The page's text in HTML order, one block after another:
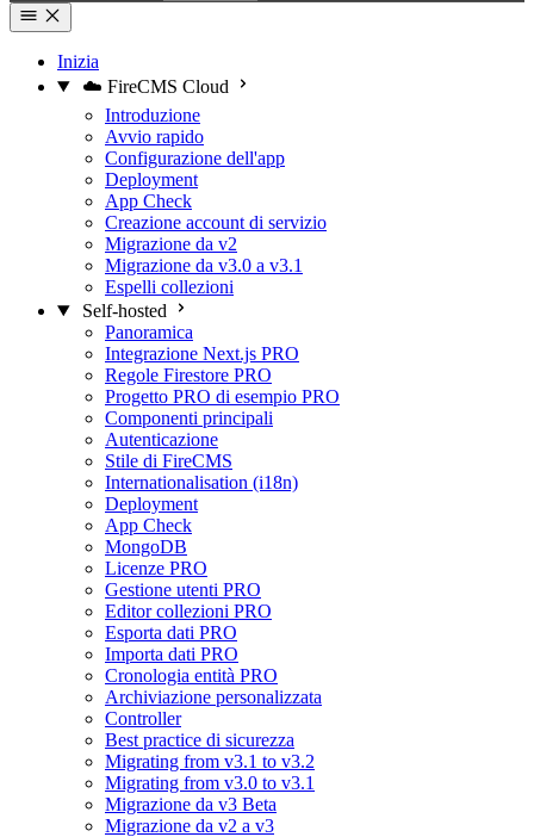
Inizia
☁️ FireCMS Cloud
Introduzione
Avvio rapido
Configurazione dell'app
Deployment
App Check
Creazione account di servizio
Migrazione da v2
Migrazione da v3.0 a v3.1
Espelli collezioni
Self-hosted
Panoramica
Integrazione Next.js PRO
Regole Firestore PRO
Progetto PRO di esempio PRO
Componenti principali
Autenticazione
Stile di FireCMS
Internationalisation (i18n)
Deployment
App Check
MongoDB
Licenze PRO
Gestione utenti PRO
Editor collezioni PRO
Esporta dati PRO
Importa dati PRO
Cronologia entità PRO
Archiviazione personalizzata
Controller
Best practice di sicurezza
Migrating from v3.1 to v3.2
Migrating from v3.0 to v3.1
Migrazione da v3 Beta
Migrazione da v2 a v3